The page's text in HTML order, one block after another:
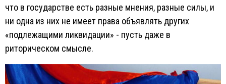
что в государстве есть разные мнения, разные силы, и
ни одна из них не имеет права объявлять других
«подлежащими ликвидации» - пусть даже в
риторическом смысле.